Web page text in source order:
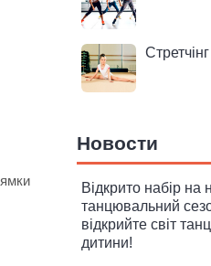
Стретчінг
Новости
Відкрито набір на
танцювальний
відкрийте світ
дитини!